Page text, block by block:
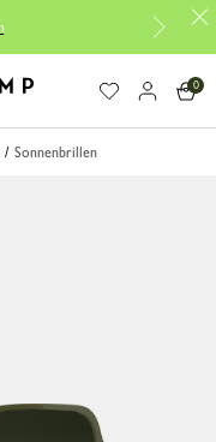
0
Sonnenbrillen